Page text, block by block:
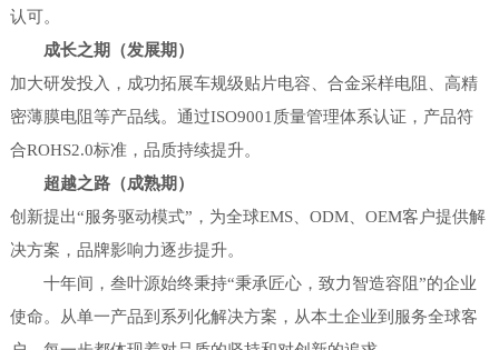
认可。
成长之期（发展期）
加大研发投入，成功拓展车规级贴片电容、合金采样电阻、高精
密薄膜电阻等产品线。通过ISO9001质量管理体系认证，产品符
合ROHS2.0标准，品质持续提升。
超越之路（成熟期）
创新提出“服务驱动模式”，为全球EMS、ODM、OEM客户提供解
决方案，品牌影响力逐步提升。
十年间，叁叶源始终秉持“秉承匠心，致力智造容阻”的企业
使命。从单一产品到系列化解决方案，从本土企业到服务全球客